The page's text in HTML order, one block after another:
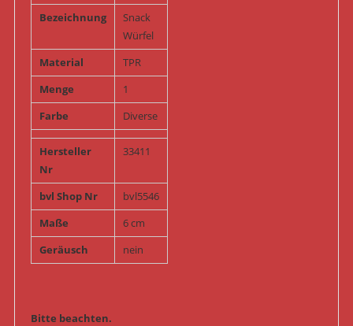
Bezeichnung
Snack
Würfel
Material
TPR
Menge
1
Farbe
Diverse
Hersteller
Nr
33411
bvl Shop Nr
bvl5546
Maße
6 cm
Geräusch
nein
Bitte beachten.